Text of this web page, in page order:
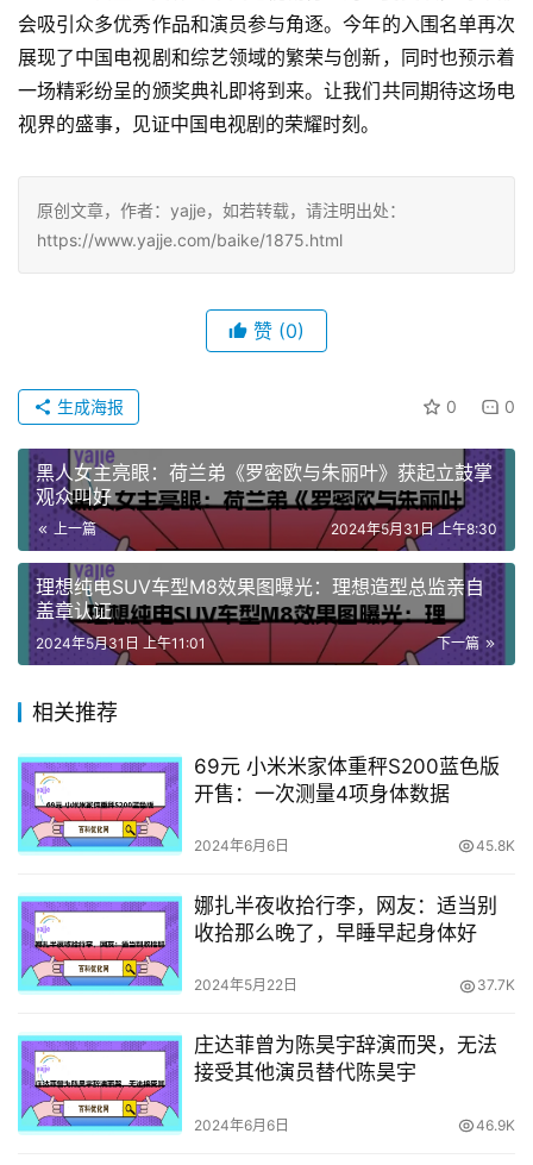
会吸引众多优秀作品和演员参与角逐。今年的入围名单再次
展现了中国电视剧和综艺领域的繁荣与创新，同时也预示着
一场精彩纷呈的颁奖典礼即将到来。让我们共同期待这场电
视界的盛事，见证中国电视剧的荣耀时刻。
原创文章，作者：yajje，如若转载，请注明出处：
https://www.yajje.com/baike/1875.html
赞 (0)
0 0
生成海报
黑人女主亮眼：荷兰弟《罗密欧与朱丽叶》获起立鼓掌
观众叫好
上一篇 2024年5月31日 上午8:30
理想纯电SUV车型M8效果图曝光：理想造型总监亲自
盖章认证
下一篇
2024年5月31日 上午11:01
相关推荐
69元 小米米家体重秤S200蓝色版
开售：一次测量4项身体数据
2024年6月6日 45.8K
娜扎半夜收拾行李，网友：适当别
收拾那么晚了，早睡早起身体好
2024年5月22日 37.7K
庄达菲曾为陈昊宇辞演而哭，无法
接受其他演员替代陈昊宇
2024年6月6日 46.9K